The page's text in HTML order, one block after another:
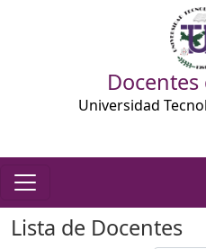
Docentes
Universidad
Lista de Docentes